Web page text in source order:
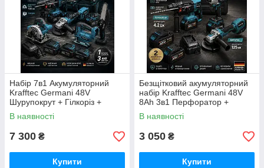
Набір 7в1 Акумуляторний
Krafftec Germani 48V
Шурупокрут + Гілкоріз +
Болгарка + Перф + Гайковерт
+ Циркулярна + лобзик/синій
В наявності
7 300 ₴
Купити
Безщітковий акумуляторний
набір Krafftec Germani 48V
8Ah 3в1 Перфоратор +
Болгарка + Гайковерт
Крафтек Германия синій
В наявності
3 050 ₴
Купити